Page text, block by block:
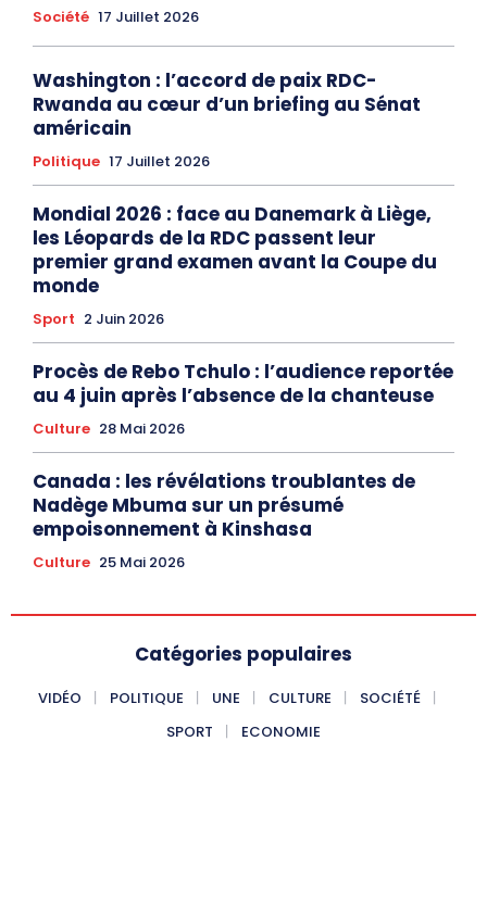
Société 17 Juillet 2026
Washington : l’accord de paix RDC-
Rwanda au cœur d’un briefing au Sénat
américain
Politique 17 Juillet 2026
Mondial 2026 : face au Danemark à Liège,
les Léopards de la RDC passent leur
premier grand examen avant la Coupe du
monde
Sport 2 Juin 2026
Procès de Rebo Tchulo : l’audience reportée
au 4 juin après l’absence de la chanteuse
Culture 28 Mai 2026
Canada : les révélations troublantes de
Nadège Mbuma sur un présumé
empoisonnement à Kinshasa
Culture 25 Mai 2026
Catégories populaires
VIDÉO POLITIQUE UNE CULTURE
SOCIÉTÉ
SPORT
ECONOMIE